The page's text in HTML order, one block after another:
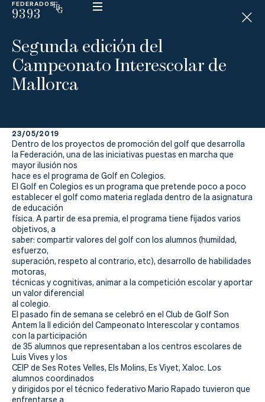
FEDERADOS
9393
ESP
N
D
I
C
A
P
La
Federación
Federarse
Jugar
Aprender
Actualidad
Tienda
Segunda edición del
Campeonato Interescolar de
Mallorca
23/05/2019
Dentro de los proyectos de promoción del golf que desarrolla
la Federación, una de las iniciativas puestas en marcha que
mayor ilusión nos
hace es el programa de Golf en Colegios.
El Golf en Colegios es un programa que pretende poco a poco
establecer el golf como materia reglada dentro de la asignatura
de educación
física. A partir de esa premia, el programa tiene fijados varios
objetivos, a
saber: compartir valores del golf con los alumnos (humildad,
esfuerzo,
superación, respeto al contrario, etc), desarrollo de habilidades
motoras,
técnicas y cognitivas, animar a la competición escolar y aportar
un valor diferencial
al colegio.
El pasado fin de semana se celebró en el Club de Golf Son
Antem la II edición del Campeonato Interescolar y contamos
con la participación
de 35 alumnos que representaban a los centros escolares de
Luis Vives y los
CEIP de Ses Rotes Velles, Els Molins, Es Viyet, Xaloc. Los
alumnos coordinados
y dirigidos por el técnico federativo Mario Rapado tuvieron que
enfrentarse a